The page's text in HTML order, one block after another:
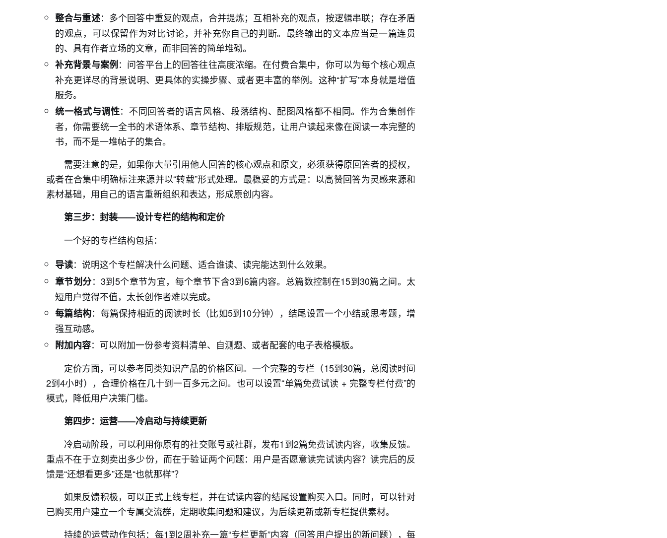
整合与重述：多个回答中重复的观点，合并提炼；互相补充的观点，按逻辑串联；存在矛盾
的观点，可以保留作为对比讨论，并补充你自己的判断。最终输出的文本应当是一篇连贯
的、具有作者立场的文章，而非回答的简单堆砌。
补充背景与案例：问答平台上的回答往往高度浓缩。在付费合集中，你可以为每个核心观点
补充更详尽的背景说明、更具体的实操步骤、或者更丰富的举例。这种“扩写”本身就是增值
服务。
统一格式与调性：不同回答者的语言风格、段落结构、配图风格都不相同。作为合集创作
者，你需要统一全书的术语体系、章节结构、排版规范，让用户读起来像在阅读一本完整的
书，而不是一堆帖子的集合。
需要注意的是，如果你大量引用他人回答的核心观点和原文，必须获得原回答者的授权，
或者在合集中明确标注来源并以“转载”形式处理。最稳妥的方式是：以高赞回答为灵感来源和
素材基础，用自己的语言重新组织和表达，形成原创内容。
第三步：封装——设计专栏的结构和定价
一个好的专栏结构包括：
导读：说明这个专栏解决什么问题、适合谁读、读完能达到什么效果。
章节划分：3到5个章节为宜，每个章节下含3到6篇内容。总篇数控制在15到30篇之间。太
短用户觉得不值，太长创作者难以完成。
每篇结构：每篇保持相近的阅读时长（比如5到10分钟），结尾设置一个小结或思考题，增
强互动感。
附加内容：可以附加一份参考资料清单、自测题、或者配套的电子表格模板。
定价方面，可以参考同类知识产品的价格区间。一个完整的专栏（15到30篇，总阅读时间
2到4小时），合理价格在几十到一百多元之间。也可以设置“单篇免费试读 + 完整专栏付费”的
模式，降低用户决策门槛。
第四步：运营——冷启动与持续更新
冷启动阶段，可以利用你原有的社交账号或社群，发布1到2篇免费试读内容，收集反馈。
重点不在于立刻卖出多少份，而在于验证两个问题：用户是否愿意读完试读内容？读完后的反
馈是“还想看更多”还是“也就那样”？
如果反馈积极，可以正式上线专栏，并在试读内容的结尾设置购买入口。同时，可以针对
已购买用户建立一个专属交流群，定期收集问题和建议，为后续更新或新专栏提供素材。
持续的运营动作包括：每1到2周补充一篇“专栏更新”内容（回答用户提出的新问题），每